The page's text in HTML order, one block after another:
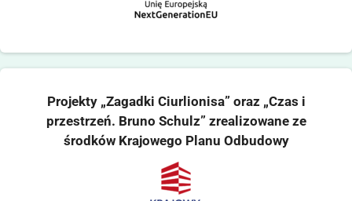
Projekty „Zagadki Ciurlionisa” oraz „Czas i
przestrzeń. Bruno Schulz” zrealizowane ze
środków Krajowego Planu Odbudowy